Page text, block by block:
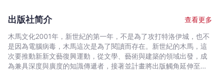
集結全世界通力合作，集結最後一支軍隊，朝向黑煙山……那是萬惡
根源，傳說中惡魔之母的巢穴。 這場戰役一旦失敗，人類將全
數滅絕。 本書特色 ・ 讀者也屏息緊張的恐懼氣氛。 ・
《權力遊戲》般迷人的中世紀文明與浩大戰爭場面。 ・《異
形》系列特有的外星生物魅力。
出版社简介
查看更多
木馬文化2001年，新世紀的第一年，不是為了攻打特洛伊城，也不
是因為電腦病毒，木馬這次是為了閱讀而存在。新世紀的木馬，這
次要推動新新文藝復興運動，從文學、藝術與建築的領域出發，成
為兼具深度與廣度的知識傳遞者，接著並計畫將出版觸角延伸至百